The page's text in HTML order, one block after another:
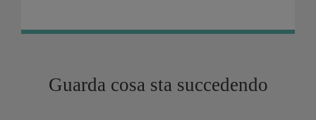
Guarda cosa sta succedendo